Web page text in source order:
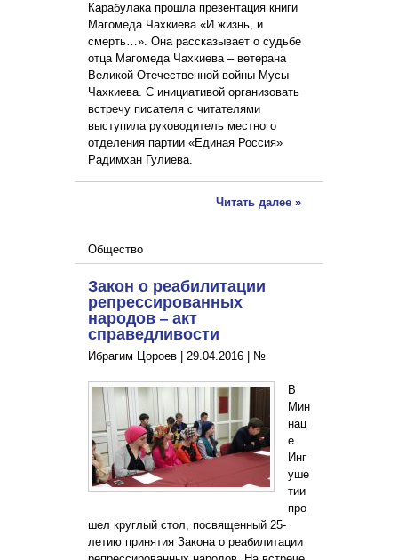
Карабулака прошла презентация книги
Магомеда Чахкиева «И жизнь, и
смерть…». Она рассказывает о судьбе
отца Магомеда Чахкиева – ветерана
Великой Отечественной войны Мусы
Чахкиева. С инициативой организовать
встречу писателя с читателями
выступила руководитель местного
отделения партии «Единая Россия»
Радимхан Гулиева.
Читать далее »
Общество
Закон о реабилитации
репрессированных
народов – акт
справедливости
Ибрагим Цороев | 29.04.2016 №
В
Мин
нац
е
Инг
уше
тии
про
шел круглый стол, посвященный 25-
летию принятия Закона о реабилитации